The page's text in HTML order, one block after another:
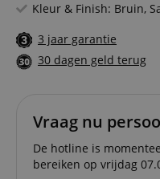
Kleur & Finish: Bruin,
3 jaar garantie
30 dagen geld terug
Vraag nu
De hotline is
bereiken op vrijdag